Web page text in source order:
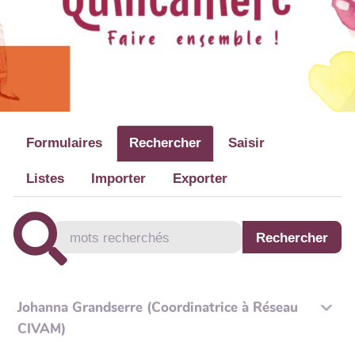
Formulaires Rechercher Saisir
Listes Importer Exporter
Johanna Grandserre (Coordinatrice à Réseau
CIVAM)